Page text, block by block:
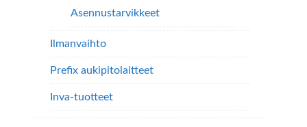
Asennustarvikkeet
Ilmanvaihto
Prefix aukipitolaitteet
Inva-tuotteet